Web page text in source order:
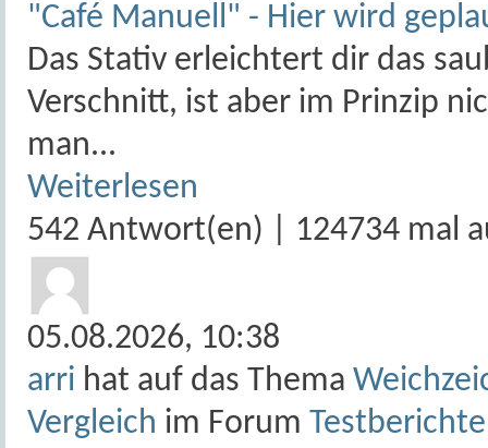
"Café Manuell" - Hier wird
Das Stativ erleichtert dir das
Verschnitt, ist aber im Prinzip
man...
Weiterlesen
542 Antwort(en) | 124734 mal
05.08.2026, 10:38
arri hat auf das Thema
Vergleich im Forum